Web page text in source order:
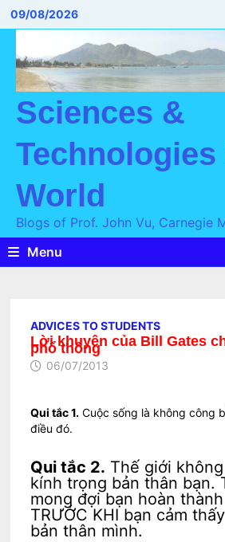
Skip
to
content
09/08/2026
Sciences &
Technologies
World
Blogs of Prof. John Vu, Carnegie
Menu
ADVICES TO STUDENTS
Lời khuyên của Bill Gates
phổ thông
06/07/2013
Qui tắc 1. Cuộc sống là không công
điều đó.
Qui tắc 2. Thế giới
kính trọng bản thân bạn.
mong đợi bạn hoàn
TRƯỚC KHI bạn cảm
bản thân mình.